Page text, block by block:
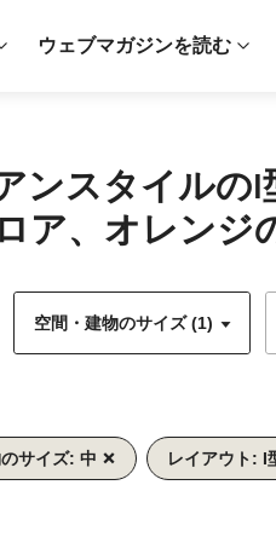
ウェブマガジンを読む
ンスタイル
ア、オレンジ
空間・建物のサイズ (1)
サイズ: 中 レイアウト: I